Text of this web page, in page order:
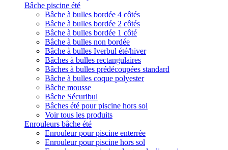
Bâche piscine été
Bâche à bulles bordée 4 côtés
Bâche à bulles bordée 2 côtés
Bâche à bulles bordée 1 côté
Bâche à bulles non bordée
Bâche à bulles Iverbul été/hiver
Bâches à bulles rectangulaires
Bâches à bulles prédécoupées standard
Bâche à bulles coque polyester
Bâche mousse
Bâche Sécuribul
Bâches été pour piscine hors sol
Voir tous les produits
Enrouleurs bâche été
Enrouleur pour piscine enterrée
Enrouleur pour piscine hors sol